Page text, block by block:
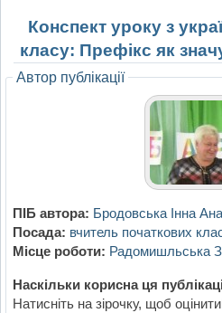
Конспект уроку з
класу: Префікс як
Автор публікації
ПІБ автора: Бродовська Інна
Посада: вчитель початкових
Місце роботи: Радомишльська
Наскільки корисна ця
Натисніть на зірочку, щоб